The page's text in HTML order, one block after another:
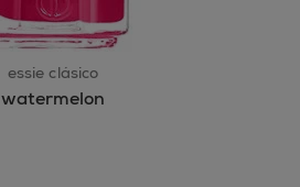
essie clásico
watermelon